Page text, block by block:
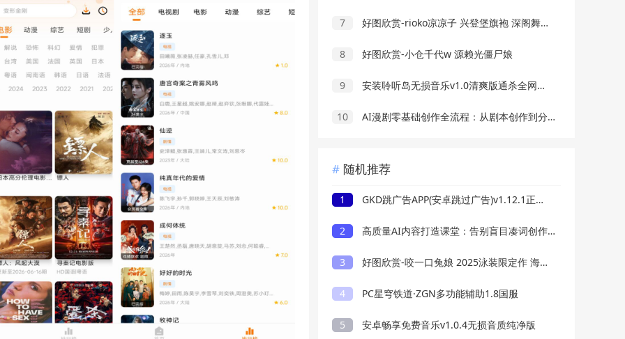
7 好图欣赏-rioko凉凉子 兴登堡旗袍 深阁舞戏
8 好图欣赏-小仓千代w 源赖光僵尸娘
9 安装聆听岛无损音乐v1.0清爽版通杀全网音乐
10 AI漫剧零基础创作全流程：从剧本创作到分镜剪辑，全套提示词模板直接落地出片
随机推荐
1 GKD跳广告APP(安卓跳过广告)v1.12.1正式版
2 高质量AI内容打造课堂：告别盲目凑词创作方式，掌握专业手法产出氛围感优质画面
3 好图欣赏-咬一口兔娘 2025泳装限定作 海边假日 蒂法
4 PC星穹铁道·ZGN多功能辅助1.8国服
5 安卓畅享免费音乐v1.0.4无损音质纯净版